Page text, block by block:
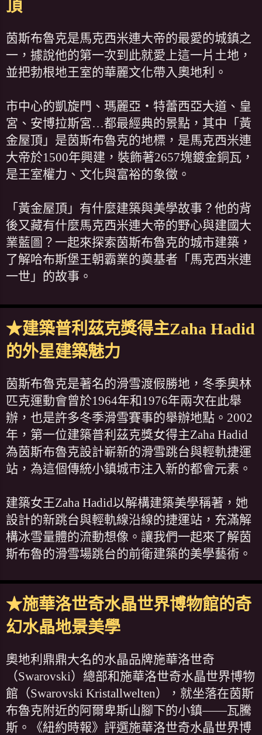
頂
茵斯布魯克是馬克西米連大帝的最愛的城鎮之
一，據說他的第一次到此就愛上這一片土地，
並把勃根地王室的華麗文化帶入奧地利。
市中心的凱旋門、瑪麗亞‧特蕾西亞大道、皇
宮、安博拉斯宮…都最經典的景點，其中「黃
金屋頂」是茵斯布魯克的地標，是馬克西米連
大帝於1500年興建，裝飾著2657塊鍍金銅瓦，
是王室權力、文化與富裕的象徵。
「黃金屋頂」有什麼建築與美學故事？他的背
後又藏有什麼馬克西米連大帝的野心與建國大
業藍圖？一起來探索茵斯布魯克的城市建築，
了解哈布斯堡王朝霸業的奠基者「馬克西米連
一世」的故事。
★建築普利茲克獎得主Zaha Hadid
的外星建築魅力
茵斯布魯克是著名的滑雪渡假勝地，冬季奧林
匹克運動會曾於1964年和1976年兩次在此舉
辦，也是許多冬季滑雪賽事的舉辦地點。2002
年，第一位建築普利茲克獎女得主Zaha Hadid
為茵斯布魯克設計嶄新的滑雪跳台與輕軌捷運
站，為這個傳統小鎮城市注入新的都會元素。
建築女王Zaha Hadid以解構建築美學稱著，她
設計的新跳台與輕軌線沿線的捷運站，充滿解
構冰雪量體的流動想像。讓我們一起來了解茵
斯布魯的滑雪場跳台的前衛建築的美學藝術。
★施華洛世奇水晶世界博物館的奇
幻水晶地景美學
奧地利鼎鼎大名的水晶品牌施華洛世奇
（Swarovski）總部和施華洛世奇水晶世界博物
館（Swarovski Kristallwelten），就坐落在茵斯
布魯克附近的阿爾卑斯山腳下的小鎮——瓦騰
斯。《紐約時報》評選施華洛世奇水晶世界博